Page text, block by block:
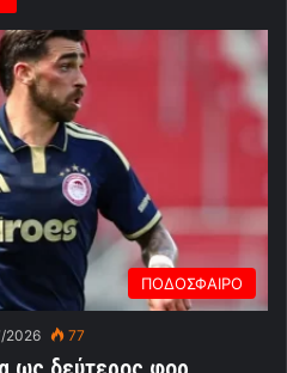
ΠΟΔΟΣΦΑΙΡΟ
2026 77